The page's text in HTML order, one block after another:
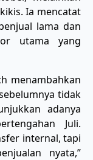
Ia mencatat
lama dan
utama yang
menambahkan
tidak
adanya
Juli.
internal, tapi
nyata,”